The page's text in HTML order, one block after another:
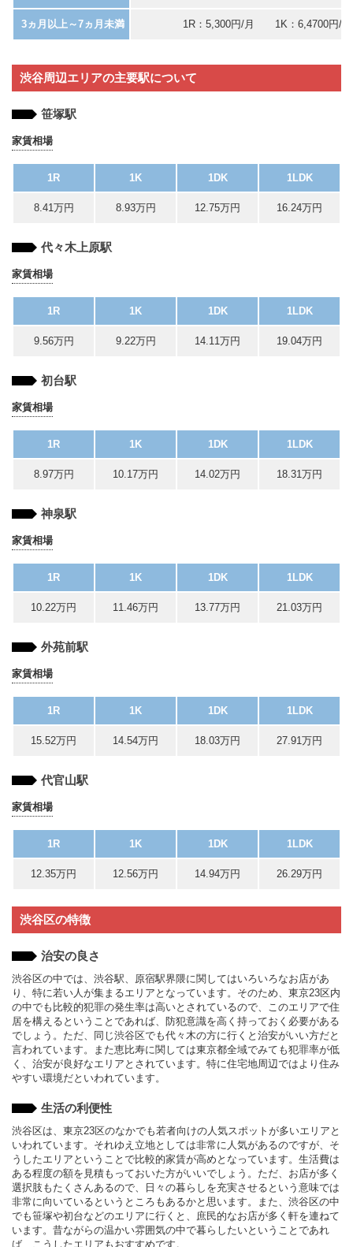
3ヵ月以上～7ヵ月未満 1R：5,300円/月 1K：6,4700円/月
渋谷周辺エリアの主要駅について
笹塚駅
家賃相場
1R 1K 1DK 1LDK
8.41万円 8.93万円 12.75万円 16.24万円
代々木上原駅
家賃相場
1R 1K 1DK 1LDK
9.56万円 9.22万円 14.11万円 19.04万円
初台駅
家賃相場
1R 1K 1DK 1LDK
8.97万円 10.17万円 14.02万円 18.31万円
神泉駅
家賃相場
1R 1K 1DK 1LDK
10.22万円 11.46万円 13.77万円 21.03万円
外苑前駅
家賃相場
1R 1K 1DK 1LDK
15.52万円 14.54万円 18.03万円 27.91万円
代官山駅
家賃相場
1R 1K 1DK 1LDK
12.35万円 12.56万円 14.94万円 26.29万円
渋谷区の特徴
治安の良さ
渋谷区の中では、渋谷駅、原宿駅界隈に関してはいろいろなお店があ
り、特に若い人が集まるエリアとなっています。そのため、東京23区内
の中でも比較的犯罪の発生率は高いとされているので、このエリアで住
居を構えるということであれば、防犯意識を高く持っておく必要がある
でしょう。ただ、同じ渋谷区でも代々木の方に行くと治安がいい方だと
言われています。また恵比寿に関しては東京都全域でみても犯罪率が低
く、治安が良好なエリアとされています。特に住宅地周辺ではより住み
やすい環境だといわれています。
生活の利便性
渋谷区は、東京23区のなかでも若者向けの人気スポットが多いエリアと
いわれています。それゆえ立地としては非常に人気があるのですが、そ
うしたエリアということで比較的家賃が高めとなっています。生活費は
ある程度の額を見積もっておいた方がいいでしょう。ただ、お店が多く
選択肢もたくさんあるので、日々の暮らしを充実させるという意味では
非常に向いているというところもあるかと思います。また、渋谷区の中
でも笹塚や初台などのエリアに行くと、庶民的なお店が多く軒を連ねて
います。昔ながらの温かい雰囲気の中で暮らしたいということであれ
ば、こうしたエリアもおすすめです。